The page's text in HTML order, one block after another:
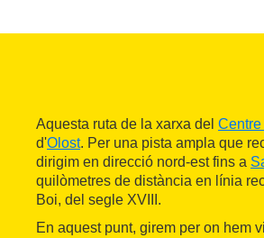
Aquesta ruta de la xarxa del
d'Olost. Per una pista ampla que
dirigim en direcció nord-est fins a
quilòmetres de distància en línia
Boi, del segle XVIII.
En aquest punt, girem per on hem